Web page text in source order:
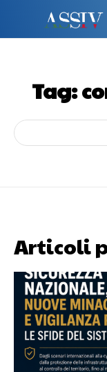
Tag:
Articoli